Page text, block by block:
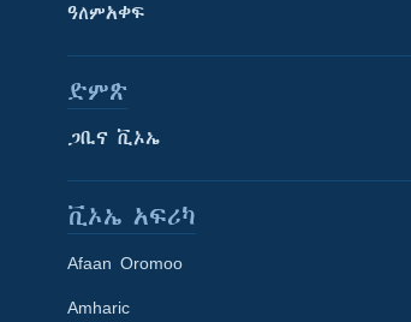
ዓለምአቀፍ
ድምጽ
ጋቢና ቪኦኤ
ቪኦኤ አፍሪካ
Afaan Oromoo
Amharic